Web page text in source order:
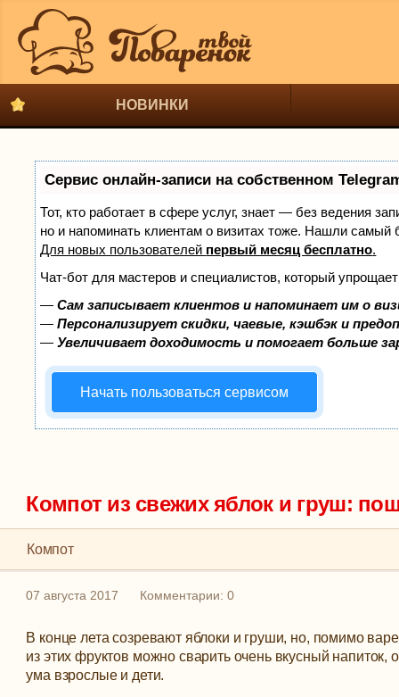
НОВИНКИ
Сервис онлайн-записи на собственном
Тот, кто работает в сфере услуг, знает — без ведения
но и напоминать клиентам о визитах тоже. Нашли
Для новых пользователей первый месяц бесплатно.
Чат-бот для мастеров и специалистов, который
—Сам записывает клиентов и напоминает им о
—Персонализирует скидки, чаевые, кэшбэк и
—Увеличивает доходимость и помогает больше
Начать пользоваться сервисом
Компот из свежих яблок и груш:
Компот
07 августа 2017 Комментарии: 0
В конце лета созревают яблоки и груши, но, помимо
из этих фруктов можно сварить очень вкусный напиток,
ума взрослые и дети.